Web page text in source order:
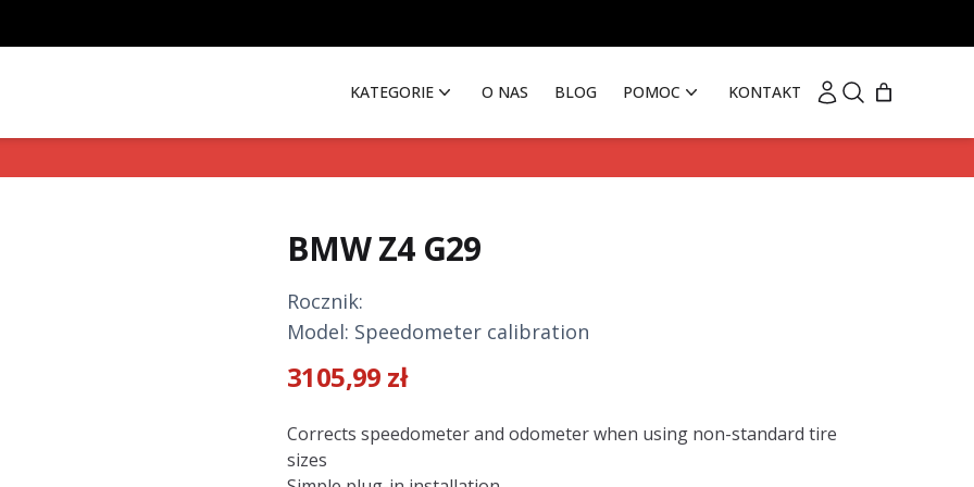
KATEGORIE O NAS BLOG POMOC KONTAKT Moje konto
Szukaj
BMW Z4 G29
Rocznik:
Model: Speedometer calibration
3105,99 zł
Description
Corrects speedometer and odometer when using non-standard tire
sizes